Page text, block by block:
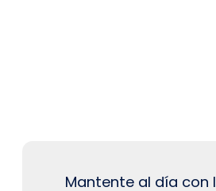
Mantente al día con